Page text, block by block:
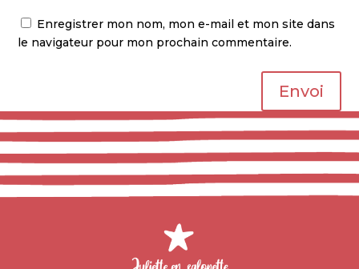
Enregistrer mon nom, mon e-mail et mon site dans
le navigateur pour mon prochain commentaire.
Envoi